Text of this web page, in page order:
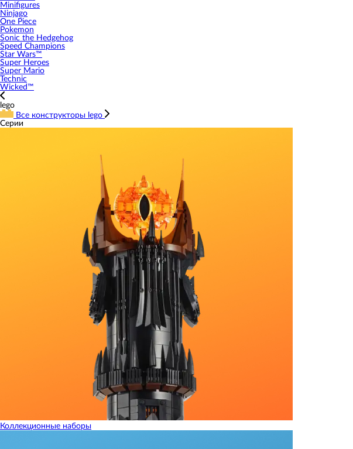
Minifigures
Ninjago
One Piece
Pokemon
Sonic the Hedgehog
Speed Champions
Star Wars™
Super Heroes
Super Mario
Technic
Wicked™
lego
Все конструкторы lego
Серии
Коллекционные наборы